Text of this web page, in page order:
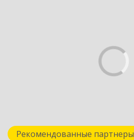
Рекомендованные партнеры